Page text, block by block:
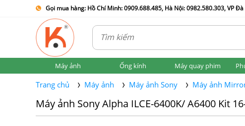
Gọi mua hàng: Hồ Chí Minh: 0909.688.485, Hà Nội: 0982.580.303, VP
Máy ảnh Ống kính Máy quay phim
Trang chủ Máy ảnh Máy ảnh Sony Máy ảnh
Máy ảnh Sony Alpha ILCE-6400K/ A6400 Kit